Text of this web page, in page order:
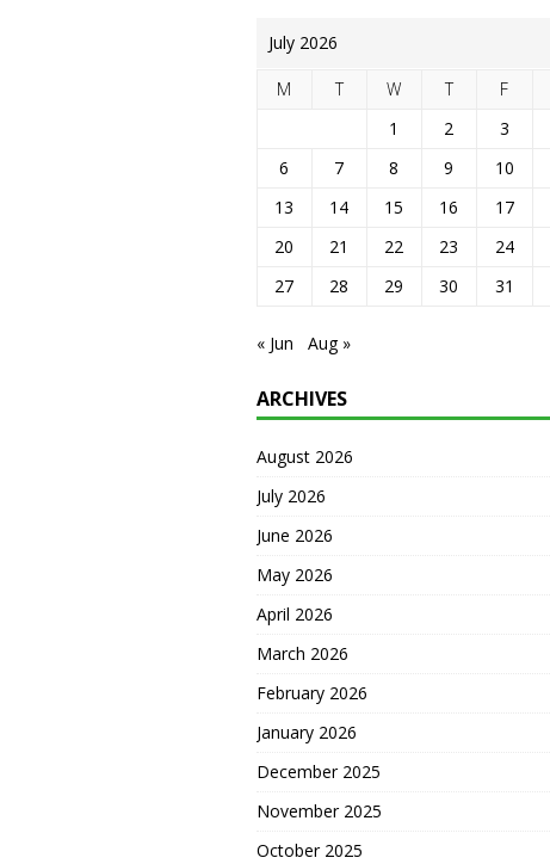
July 2026
M T W T F
1
2 3
6
7 8 9 10
13
14 15 16 17
20
21 22 23 24
27
28 29 30 31
« Jun Aug »
ARCHIVES
August 2026
July 2026
June 2026
May 2026
April 2026
March 2026
February 2026
January 2026
December 2025
November 2025
October 2025